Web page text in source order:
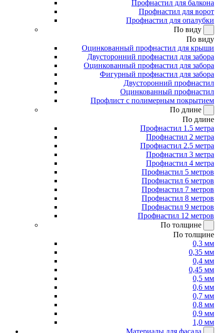
Профнастил для балкона
Профнастил для ворот
Профнастил для опалубки
По виду
По виду
Оцинкованный профнастил для крыши
Двусторонний профнастил для забора
Оцинкованный профнастил для забора
Фигурный профнастил для забора
Двусторонний профнастил
Оцинкованный профнастил
Профлист с полимерным покрытием
По длине
По длине
Профнастил 1.5 метра
Профнастил 2 метра
Профнастил 2.5 метра
Профнастил 3 метра
Профнастил 4 метра
Профнастил 5 метров
Профнастил 6 метров
Профнастил 7 метров
Профнастил 8 метров
Профнастил 9 метров
Профнастил 12 метров
По толщине
По толщине
0,3 мм
0,35 мм
0,4 мм
0,45 мм
0,5 мм
0,6 мм
0,7 мм
0,8 мм
0,9 мм
1,0 мм
Материалы для фасада